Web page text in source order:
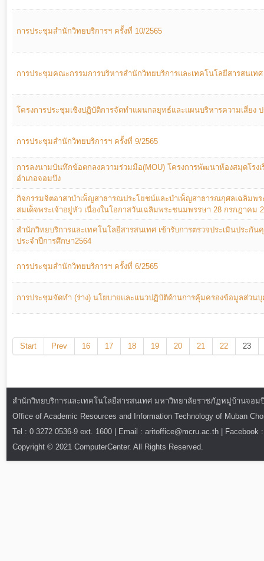
การประชุมสำนักวิทยบริการฯ ครั้งที่ 10/2565
การประชุมคณะกรรมการบริหารสำนักวิทยบริการและเทคโนโลยีสารสนเทศ
โครงการประชุมเชิงปฏิบัติการจัดทำแผนกลยุทธ์และแผนบริหารความเสี่ยง ป
การประชุมสำนักวิทยบริการฯ ครั้งที่ 9/2565
การลงนามบันทึกข้อตกลงความร่วมมือ(MOU) โครงการพัฒนาห้องสมุดโรง
อำเภอจอมบึง
กิจกรรมจิตอาสาบำเพ็ญสาธารณประโยชน์และบำเพ็ญสาธารณกุศลเฉลิมพร
สมเด็จพระเจ้าอยู่หัว เนื่องในโอกาสวันเฉลิมพระชนมพรรษา 28 กรกฎาคม
สำนักวิทยบริการและเทคโนโลยีสารสนเทศ เข้ารับการตรวจประเมินประกั
ประจำปีการศึกษา2564
การประชุมสำนักวิทยบริการฯ ครั้งที่ 6/2565
การประชุมจัดทำ (ร่าง) นโยบายและแนวปฏิบัติด้านการคุ้มครองข้อมูลส่วน
Start Prev 16 17 18 19 20 21 22 23
สำนักวิทยบริการและเทคโนโลยีสารสนเทศ มหาวิทยาลัยราชภัฏหมู่บ้านจอ
Office of Academic Resources and Information Technology of Muban
Tel : 0 3272 0536-9 ext. 1600 | Email : aritoffice@mcru.ac.th | Facebook
Copyright © 2021 ComputerCenter. All Rights Reserved.